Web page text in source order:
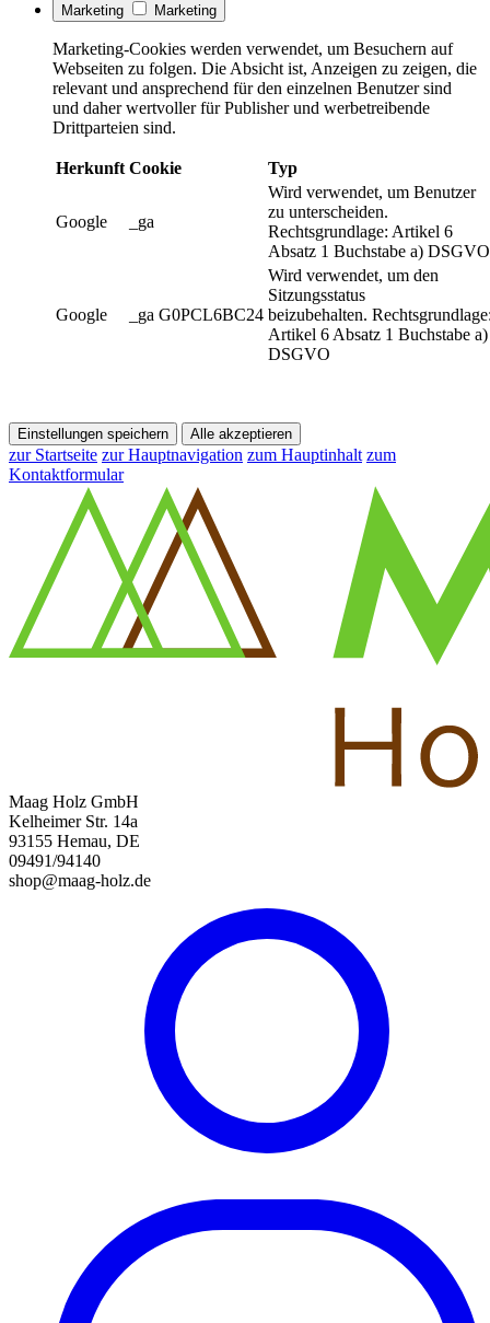
Marketing Marketing
Marketing-Cookies werden verwendet, um Besuchern auf
Webseiten zu folgen. Die Absicht ist, Anzeigen zu zeigen, die
relevant und ansprechend für den einzelnen Benutzer sind
und daher wertvoller für Publisher und werbetreibende
Drittparteien sind.
Herkunft Cookie Typ
Google _ga
Wird verwendet, um Benutzer
zu unterscheiden.
Rechtsgrundlage: Artikel 6
Absatz 1 Buchstabe a) DSGVO
Google _ga G0PCL6BC24
Wird verwendet, um den
Sitzungsstatus
beizubehalten.
Artikel 6 Absatz 1 Buchstabe a)
DSGVO
Einstellungen speichern Alle akzeptieren
zur Startseite zur Hauptnavigation zum Hauptinhalt zum
Kontaktformular
Maag Holz GmbH
Kelheimer Str. 14a
93155 Hemau, DE
09491/94140
shop@maag-holz.de